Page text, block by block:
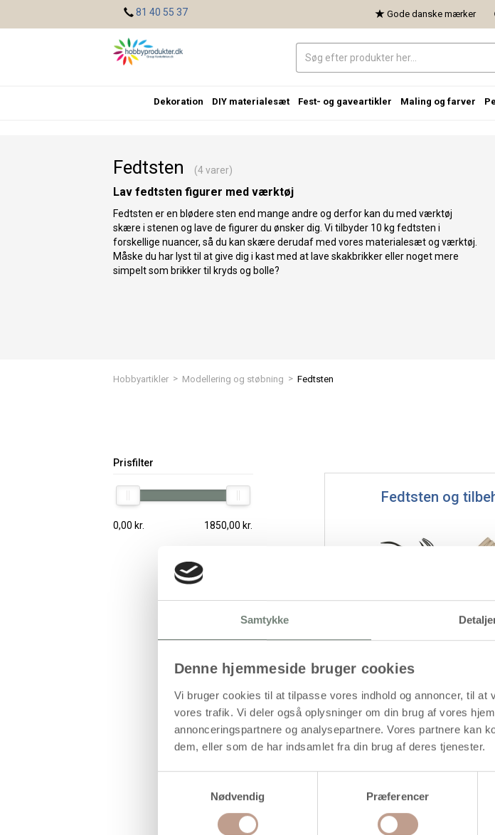
Samtykke
Denne hjemmeside bruger cookies
Vi bruger cookies til at tilpasse vores indhold og annoncer, til
vores trafik. Vi deler også oplysninger om din brug af vores
annonceringspartnere og analysepartnere. Vores partnere kan
dem, eller som de har indsamlet fra din brug af deres tjenester.
Nødvendig
Præferencer
Fedtsten (4 varer)
Lav fedtsten figurer med værktøj
Fedtsten er en blødere sten end mange andre og derfor kan du med værktøj
skære i stenen og lave de figurer du ønsker dig. Vi tilbyder 10 kg fedtsten i
forskellige nuancer, så du kan skære derudaf med vores materialesæt og værktøj.
Måske du har lyst til at give dig i kast med at lave skakbrikker eller noget mere
simpelt som brikker til kryds og bolle?
Hobbyartikler > Modellering og støbning > Fedtsten
Prisfilter
0,00 kr. 1850,00 kr.
Fedtsten og
Populære
81 40 55 37 Gode danske mærker
Dekoration DIY materialesæt Fest- og gaveartikler Maling og farver